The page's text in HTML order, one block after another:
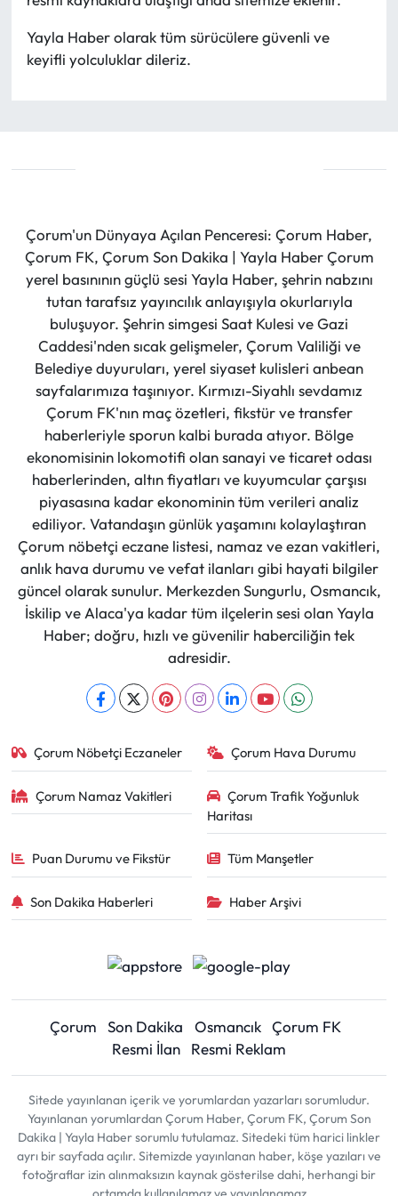
Yayla Haber olarak tüm sürücülere güvenli ve
keyifli yolculuklar dileriz.
Çorum'un Dünyaya Açılan Penceresi: Çorum Haber,
Çorum FK, Çorum Son Dakika | Yayla Haber Çorum
yerel basınının güçlü sesi Yayla Haber, şehrin nabzını
tutan tarafsız yayıncılık anlayışıyla okurlarıyla
buluşuyor. Şehrin simgesi Saat Kulesi ve Gazi
Caddesi'nden sıcak gelişmeler, Çorum Valiliği ve
Belediye duyuruları, yerel siyaset kulisleri anbean
sayfalarımıza taşınıyor. Kırmızı-Siyahlı sevdamız
Çorum FK'nın maç özetleri, fikstür ve transfer
haberleriyle sporun kalbi burada atıyor. Bölge
ekonomisinin lokomotifi olan sanayi ve ticaret odası
haberlerinden, altın fiyatları ve kuyumcular çarşısı
piyasasına kadar ekonominin tüm verileri analiz
ediliyor. Vatandaşın günlük yaşamını kolaylaştıran
Çorum nöbetçi eczane listesi, namaz ve ezan vakitleri,
anlık hava durumu ve vefat ilanları gibi hayati bilgiler
güncel olarak sunulur. Merkezden Sungurlu, Osmancık,
İskilip ve Alaca'ya kadar tüm ilçelerin sesi olan Yayla
Haber; doğru, hızlı ve güvenilir haberciliğin tek
adresidir.
Çorum Nöbetçi Eczaneler Çorum Hava Durumu
Çorum Namaz Vakitleri
Çorum Trafik Yoğunluk
Haritası
Puan Durumu ve Fikstür Tüm Manşetler
Son Dakika Haberleri Haber Arşivi
Çorum Son Dakika Osmancık Çorum FK
Resmi İlan
Resmi Reklam
Sitede yayınlanan içerik ve yorumlardan yazarları sorumludur.
Yayınlanan yorumlardan Çorum Haber, Çorum FK, Çorum Son
Dakika | Yayla Haber sorumlu tutulamaz. Sitedeki tüm harici linkler
ayrı bir sayfada açılır. Sitemizde yayınlanan haber, köşe yazıları ve
fotoğraflar izin alınmaksızın kaynak gösterilse dahi, herhangi bir